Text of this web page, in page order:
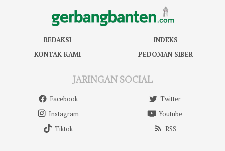
REDAKSI
INDEKS
KONTAK KAMI
PEDOMAN SIBER
JARINGAN SOCIAL
Facebook
Twitter
Instagram
Youtube
Tiktok
RSS